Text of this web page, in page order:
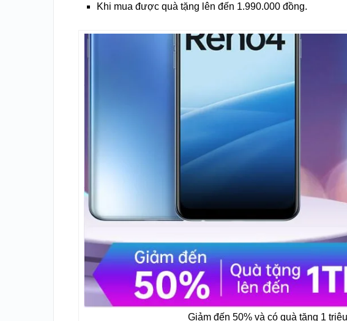
Khi mua được quà tặng lên đến 1.990.000 đồng.
Giảm đến 50% và có quà tặng 1